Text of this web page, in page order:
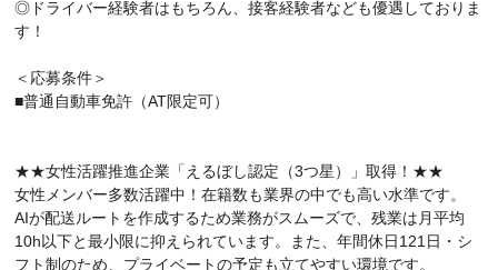
◎ドライバー経験者はもちろん、接客経験者なども優遇しておりま
す！
＜応募条件＞
■普通自動車免許（AT限定可）
★★女性活躍推進企業「えるぼし認定（3つ星）」取得！★★
女性メンバー多数活躍中！在籍数も業界の中でも高い水準です。
AIが配送ルートを作成するため業務がスムーズで、残業は月平均
10h以下と最小限に抑えられています。また、年間休日121日・シ
フト制のため、プライベートの予定も立てやすい環境です。